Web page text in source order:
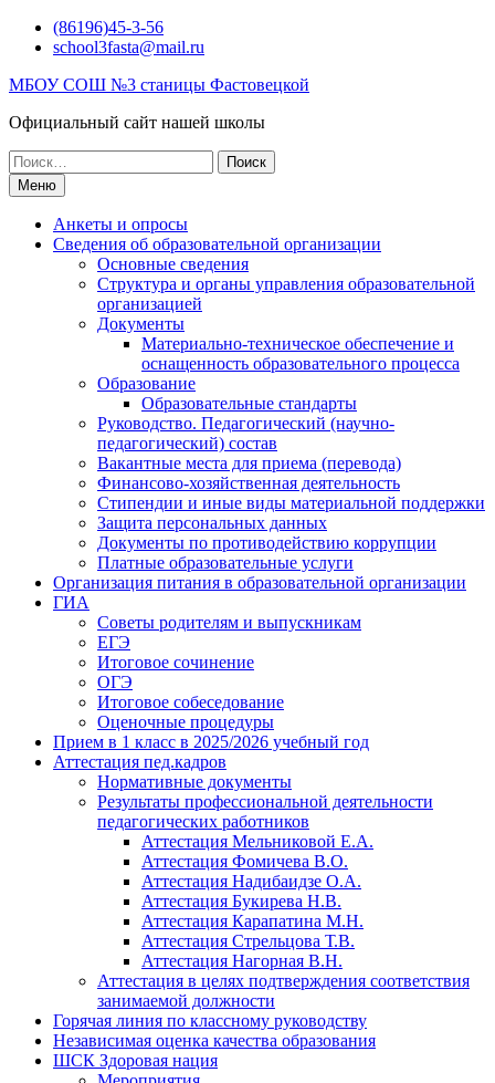
Перейти(86196)45-3-56
school3fasta@mail.ru
МБОУ СОШ №3 станицы Фастовецкой
Официальный сайт нашей школы
Поиск
по:Меню
Анкеты и опросы
Сведения об образовательной организации
Основные сведения
Структура и органы управления образовательной
организацией
Документы
Материально-техническое обеспечение и
оснащенность образовательного процесса
Образование
Образовательные стандарты
Руководство. Педагогический (научно-
педагогический) состав
Вакантные места для приема (перевода)
Финансово-хозяйственная деятельность
Стипендии и иные виды материальной поддержки
Защита персональных данных
Документы по противодействию коррупции
Платные образовательные услуги
Организация питания в образовательной организации
ГИА
Советы родителям и выпускникам
ЕГЭ
Итоговое сочинение
ОГЭ
Итоговое собеседование
Оценочные процедуры
Прием в 1 класс в 2025/2026 учебный год
Аттестация пед.кадров
Нормативные документы
Результаты профессиональной деятельности
педагогических работников
Аттестация Мельниковой Е.А.
Аттестация Фомичева В.О.
Аттестация Надибаидзе О.А.
Аттестация Букирева Н.В.
Аттестация Карапатина М.Н.
Аттестация Стрельцова Т.В.
Аттестация Нагорная В.Н.
Аттестация в целях подтверждения соответствия
занимаемой должности
Горячая линия по классному руководству
Независимая оценка качества образования
ШСК Здоровая нация